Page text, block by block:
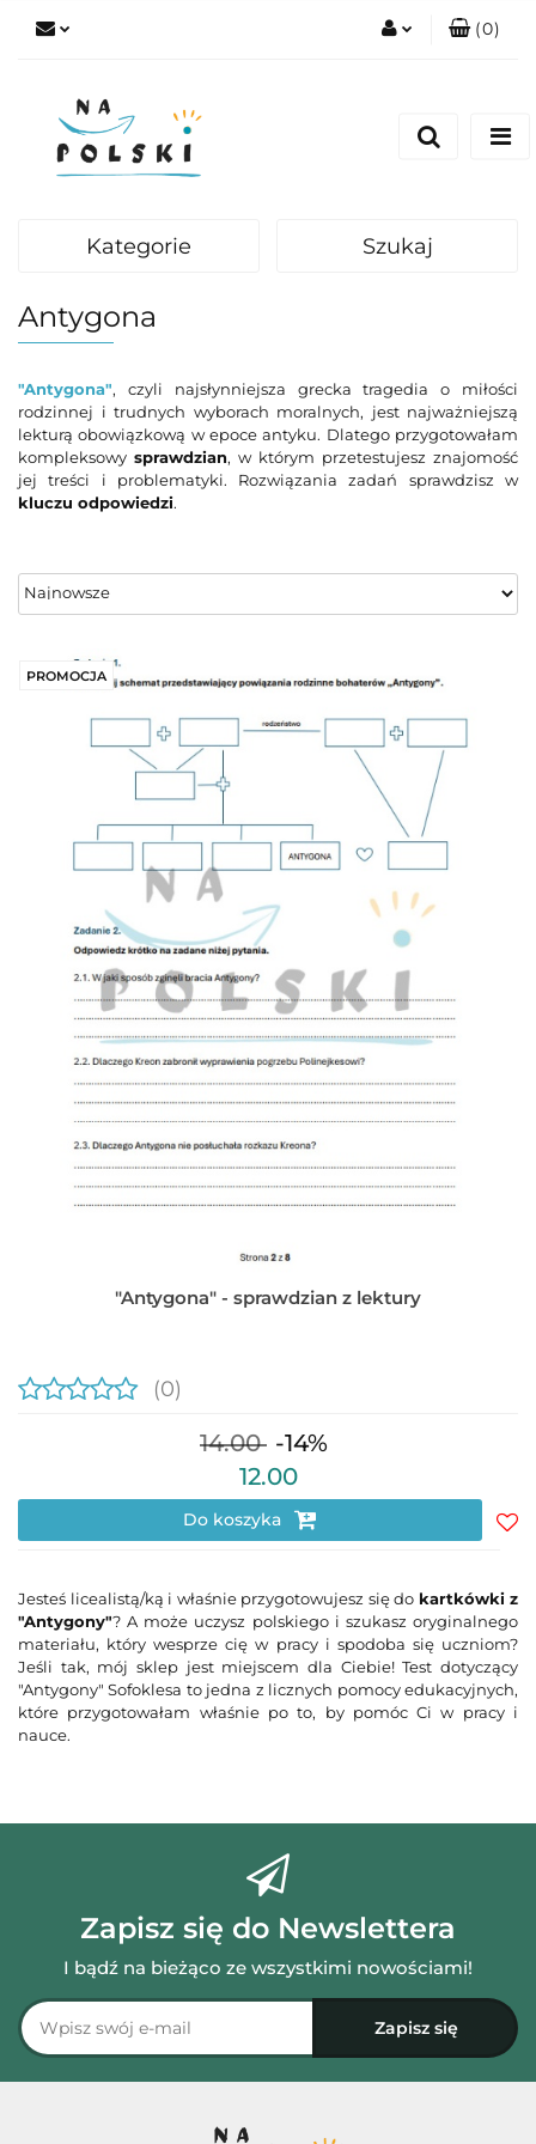
(0)
Kategorie Szukaj
Antygona
"Antygona", czyli najsłynniejsza grecka tragedia o miłości
rodzinnej i trudnych wyborach moralnych, jest najważniejszą
lekturą obowiązkową w epoce antyku. Dlatego przygotowałam
kompleksowy sprawdzian, w którym przetestujesz znajomość
jej treści i problematyki. Rozwiązania zadań sprawdzisz w
kluczu odpowiedzi.
PROMOCJA
"Antygona" - sprawdzian z lektury
(0)
14.00 -14%
12.00
Do koszyka
Jesteś licealistą/ką i właśnie przygotowujesz się do kartkówki z
"Antygony"? A może uczysz polskiego i szukasz oryginalnego
materiału, który wesprze cię w pracy i spodoba się uczniom?
Jeśli tak, mój sklep jest miejscem dla Ciebie! Test dotyczący
"Antygony" Sofoklesa to jedna z licznych pomocy edukacyjnych,
które przygotowałam właśnie po to, by pomóc Ci w pracy i
nauce.
Zapisz się do Newslettera
I bądź na bieżąco ze wszystkimi nowościami!